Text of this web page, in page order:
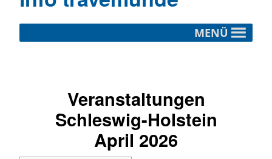
MENÜ
Veranstaltungen
Schleswig-Holstein
April 2026